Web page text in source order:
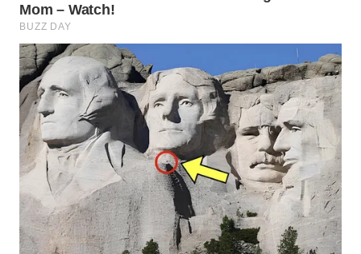
WN
WN
KARAWANG
WN
BEKASI
BOGOR